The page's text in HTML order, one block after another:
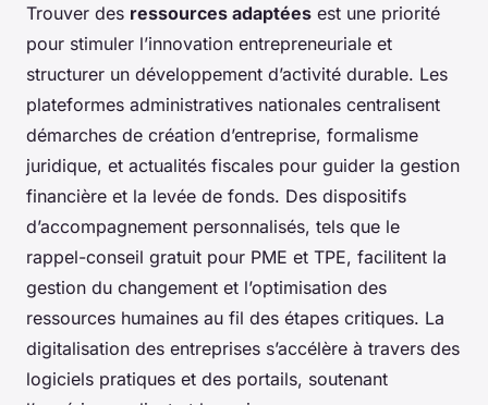
Trouver des ressources adaptées est une priorité
pour stimuler l’innovation entrepreneuriale et
structurer un développement d’activité durable. Les
plateformes administratives nationales centralisent
démarches de création d’entreprise, formalisme
juridique, et actualités fiscales pour guider la gestion
financière et la levée de fonds. Des dispositifs
d’accompagnement personnalisés, tels que le
rappel-conseil gratuit pour PME et TPE, facilitent la
gestion du changement et l’optimisation des
ressources humaines au fil des étapes critiques. La
digitalisation des entreprises s’accélère à travers des
logiciels pratiques et des portails, soutenant